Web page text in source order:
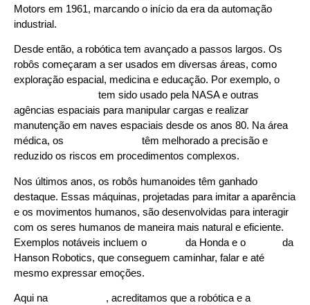
Motors em 1961, marcando o início da era da automação
industrial.
Desde então, a robótica tem avançado a passos largos. Os
robôs começaram a ser usados em diversas áreas, como
exploração espacial, medicina e educação. Por exemplo, o
tem sido usado pela NASA e outras
agências espaciais para manipular cargas e realizar
manutenção em naves espaciais desde os anos 80. Na área
médica, os
têm melhorado a precisão e
reduzido os riscos em procedimentos complexos.
Nos últimos anos, os robôs humanoides têm ganhado
destaque. Essas máquinas, projetadas para imitar a aparência
e os movimentos humanos, são desenvolvidas para interagir
com os seres humanos de maneira mais natural e eficiente.
Exemplos notáveis incluem o
da Honda e o
da
Hanson Robotics, que conseguem caminhar, falar e até
mesmo expressar emoções.
Aqui na
, acreditamos que a robótica e a